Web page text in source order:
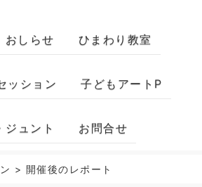
おしらせ ひまわり教室
ッション 子どもアートP
ジュント お問合せ
> 開催後のレポート